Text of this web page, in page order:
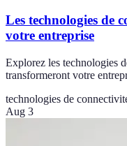
Les technologies de
votre entreprise
Explorez les technologies
transformeront votre
technologies de
Aug 3